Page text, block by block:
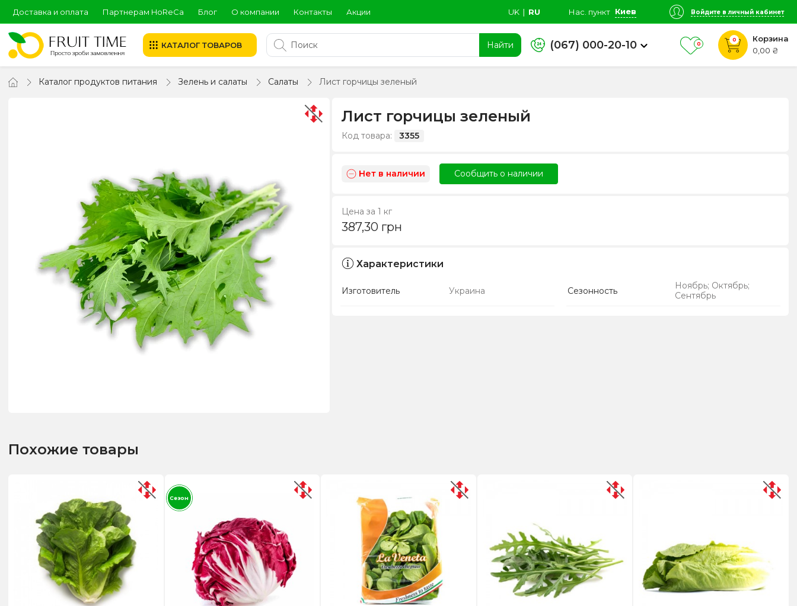
Доставка и оплата Партнерам HoReCa Блог О компании Контакты Акции UK ∣ RU Нас. пункт Киев Войдите в личный кабинет
КАТАЛОГ ТОВАРОВ Найти (067) 000-20-10 0
0
Корзина
0,00 ₴
Каталог продуктов питания Зелень и салаты Салаты Лист горчицы зеленый
Лист горчицы зеленый
Код товара: 3355
Нет в наличии Сообщить о наличии
Цена за 1 кг
387,30 грн
Характеристики
Изготовитель Украина Сезонность
Ноябрь; Октябрь;
Сентябрь
Похожие товары
Сезон